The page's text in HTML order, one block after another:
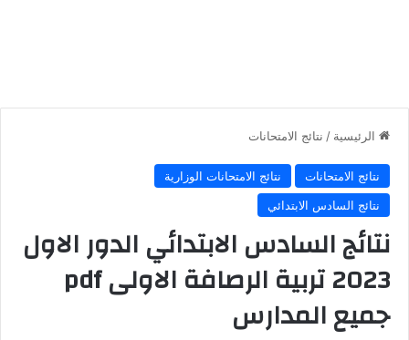
الرئيسية / نتائج الامتحانات
نتائج الامتحانات
نتائج الامتحانات الوزارية
نتائج السادس الابتدائي
نتائج السادس الابتدائي الدور الاول
2023 تربية الرصافة الاولى pdf
جميع المدارس